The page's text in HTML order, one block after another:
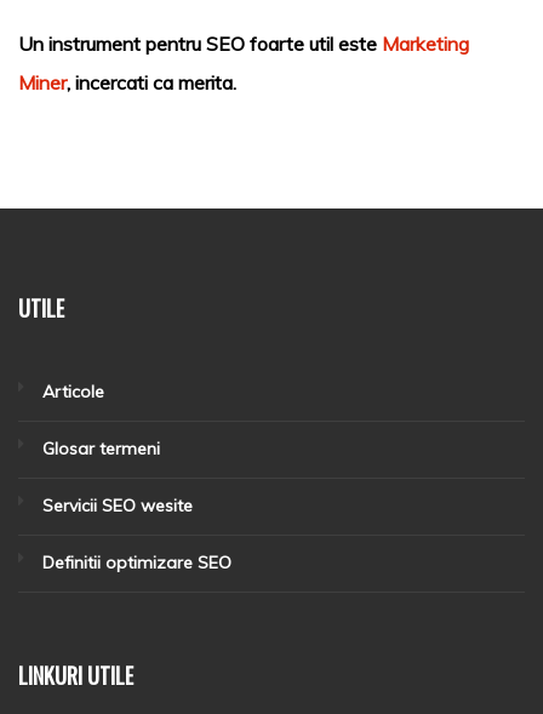
Un instrument pentru SEO foarte util este Marketing
Miner, incercati ca merita.
UTILE
Articole
Glosar termeni
Servicii SEO wesite
Definitii optimizare SEO
LINKURI UTILE